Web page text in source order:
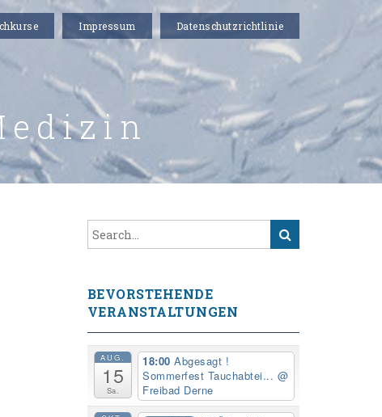
Impressum Datenschutzrichtlinie
BEVORSTEHENDE
VERANSTALTUNGEN
AUG.
15
Sa.
18:00Abgesagt !
Sommerfest Tauchabtei... @
Freibad Derne